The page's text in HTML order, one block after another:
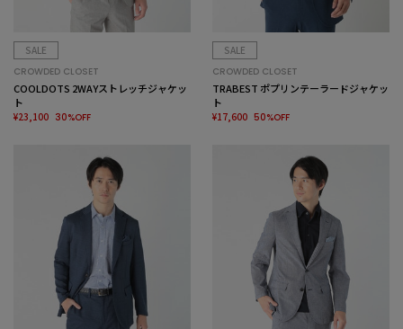
SALE
CROWDED CLOSET
COOLDOTS 2WAYストレッチジャケッ
ト
¥23,100 30%OFF
SALE
CROWDED CLOSET
TRABEST ポプリンテーラードジャケッ
ト
¥17,600 50%OFF